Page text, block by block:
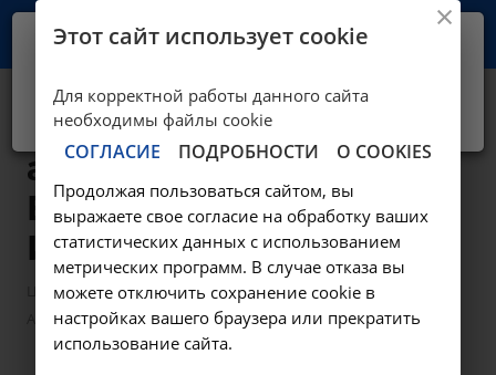
Аппликационная
анестезия -
В01.003.004.004 в
Иркутске
Цены в Иркутске — Манипуляции гинекологические
Аппликационная анестезия - В01.003.004.004 в Иркутске
Ваш город -Иркутск?
Да, верно Нет, выбрать другой
Этот сайт использует cookie
Для корректной работы данного сайта
необходимы файлы cookie
СОГЛАСИЕ ПОДРОБНОСТИ О COOKIES
Продолжая пользоваться сайтом, вы
выражаете свое согласие на обработку ваших
статистических данных с использованием
метрических программ. В случае отказа вы
можете отключить сохранение cookie в
настройках вашего браузера или прекратить
использование сайта.